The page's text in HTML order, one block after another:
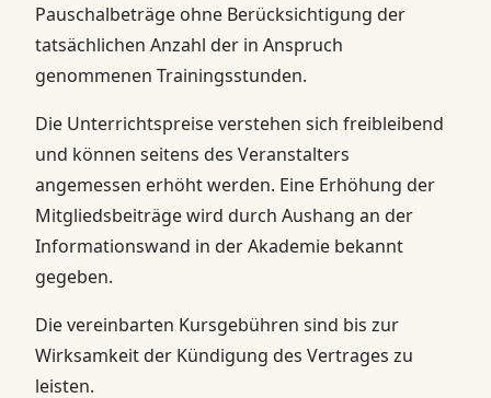
Pauschalbeträge ohne Berücksichtigung der
tatsächlichen Anzahl der in Anspruch
genommenen Trainingsstunden.
Die Unterrichtspreise verstehen sich freibleibend
und können seitens des Veranstalters
angemessen erhöht werden. Eine Erhöhung der
Mitgliedsbeiträge wird durch Aushang an der
Informationswand in der Akademie bekannt
gegeben.
Die vereinbarten Kursgebühren sind bis zur
Wirksamkeit der Kündigung des Vertrages zu
leisten.